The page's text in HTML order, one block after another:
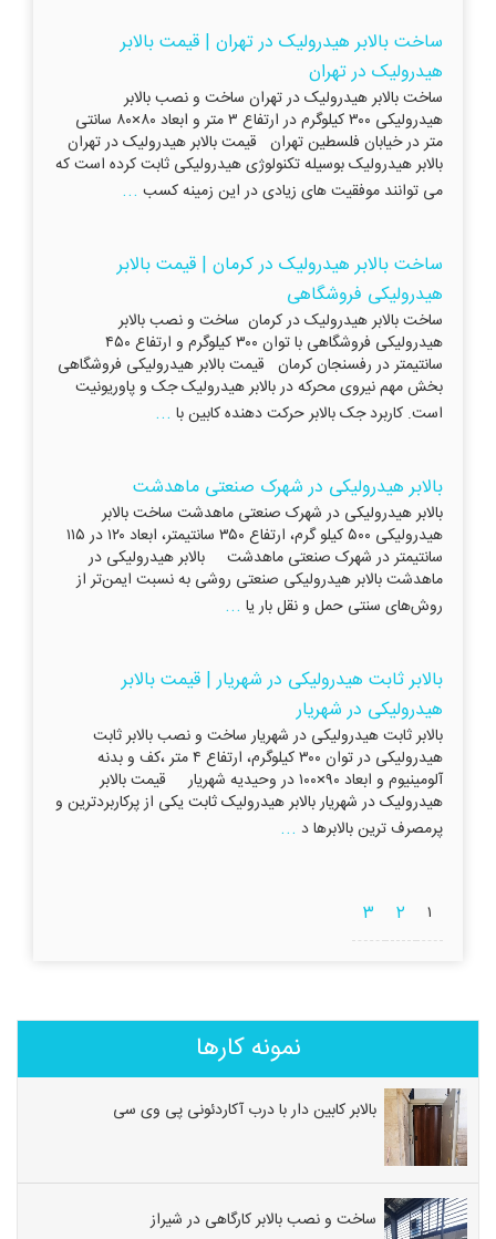
ساخت بالابر هیدرولیک در تهران | قیمت بالابر
هیدرولیک در تهران
ساخت بالابر هیدرولیک در تهران ساخت و نصب بالابر
هیدرولیکی ۳۰۰ کیلوگرم در ارتفاع ۳ متر و ابعاد ۸۰×۸۰ سانتی
متر در خیابان فلسطین تهران قیمت بالابر هیدرولیک در تهران
بالابر هیدرولیک بوسیله تکنولوژی هیدرولیکی ثابت کرده است که
می توانند موفقیت های زیادی در این زمینه کسب ...
ساخت بالابر هیدرولیک در کرمان | قیمت بالابر
هیدرولیکی فروشگاهی
ساخت بالابر هیدرولیک در کرمان ساخت و نصب بالابر
هیدرولیکی فروشگاهی با توان ۳۰۰ کیلوگرم و ارتفاع ۴۵۰
سانتیمتر در رفسنجان کرمان قیمت بالابر هیدرولیکی فروشگاهی
بخش مهم نیروی محرکه در بالابر هیدرولیک جک و پاوریونیت
است. کاربرد جک بالابر حرکت دهنده کابین با ...
بالابر هیدرولیکی در شهرک صنعتی ماهدشت
بالابر هیدرولیکی در شهرک صنعتی ماهدشت ساخت بالابر
هیدرولیکی ۵۰۰ کیلو گرم، ارتفاع ۳۵۰ سانتیمتر، ابعاد ۱۲۰ در ۱۱۵
سانتیمتر در شهرک صنعتی ماهدشت بالابر هیدرولیکی در
ماهدشت بالابر هیدرولیکی صنعتی روشی به نسبت ایمن‌تر از
روش‌های سنتی حمل و نقل بار یا ...
بالابر ثابت هیدرولیکی در شهریار | قیمت بالابر
هیدرولیکی در شهریار
بالابر ثابت هیدرولیکی در شهریار ساخت و نصب بالابر ثابت
هیدرولیکی در توان ۳۰۰ کیلوگرم، ارتفاع ۴ متر ،کف و بدنه
آلومینیوم و ابعاد ۹۰×۱۰۰ در وحیدیه شهریار قیمت بالابر
هیدرولیک در شهریار بالابر هیدرولیک ثابت یکی از پرکاربردترین و
پرمصرف ترین بالابرها د ...
۱ ۲ ۳
نمونه کارها
بالابر کابین دار با درب آکاردئونی پی وی سی
ساخت و نصب بالابر کارگاهی در شیراز